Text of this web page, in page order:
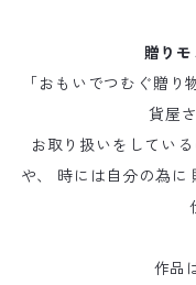
贈り
「おもいでつむぐ贈
貨屋
お取り扱いをしてい
や、 時には自分の為に
作品